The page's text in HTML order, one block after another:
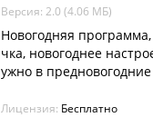
Версия: 2.0 (4.06 МБ)
Новогодняя
чка, новогоднее
ужно в
же, компьютеры...
Лицензия: Бесплатно